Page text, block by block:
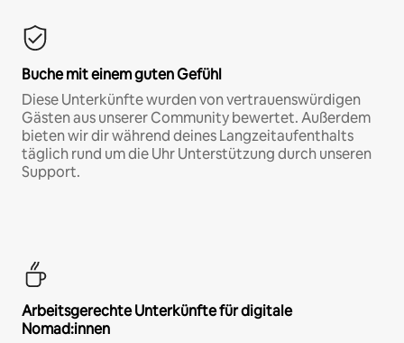
Buche mit einem guten Gefühl
Diese Unterkünfte wurden von vertrauenswürdigen
Gästen aus unserer Community bewertet. Außerdem
bieten wir dir während deines Langzeitaufenthalts
täglich rund um die Uhr Unterstützung durch unseren
Support.
Arbeitsgerechte Unterkünfte für digitale
Nomad:innen